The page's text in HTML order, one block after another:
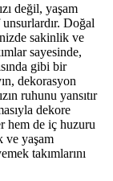
değil, yaşam
unsurlardır. Doğal
sakinlik ve
sayesinde,
gibi bir
dekorasyon
ruhunu yansıtır
dekore
hem de iç huzuru
ve yaşam
takımlarını